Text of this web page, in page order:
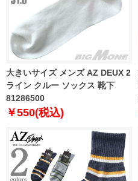
大きいサイズ メンズ AZ DEUX 2
ライン クルー ソックス 靴下
81286500
￥550(税込)